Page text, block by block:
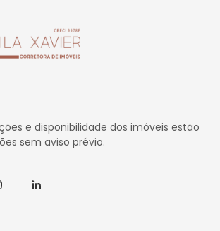
e disponibilidade dos imóveis estão
sem aviso prévio.
Linkedin